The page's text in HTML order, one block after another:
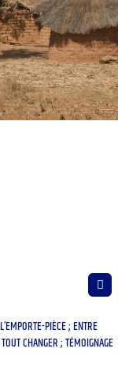
PIÈCE ; ENTRE
CHANGER ; TÉMOIGNAGE